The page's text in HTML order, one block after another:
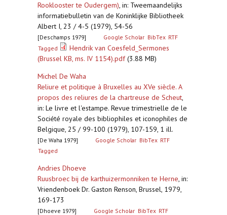
Rooklooster te Oudergem), in: Tweemaandelijks
informatiebulletin van de Koninklijke Bibliotheek
Albert I, 23 / 4-5 (1979), 54-56
[Deschamps 1979] Google Scholar BibTex RTF
Tagged
Hendrik van Coesfeld_Sermones
(Brussel KB, ms. IV 1154).pdf(3.88 MB)
Michel De Waha
Reliure et politique à Bruxelles au XVe siècle. A
propos des reliures de la chartreuse de Scheut,
in: Le livre et l'estampe. Revue trimestrielle de le
Société royale des bibliophiles et iconophiles de
Belgique, 25 / 99-100 (1979), 107-159, 1 ill.
[De Waha 1979] Google Scholar BibTex RTF
Tagged
Andries Dhoeve
Ruusbroec bij de karthuizermonniken te Herne, in:
Vriendenboek Dr. Gaston Renson, Brussel, 1979,
169-173
[Dhoeve 1979] Google Scholar BibTex RTF